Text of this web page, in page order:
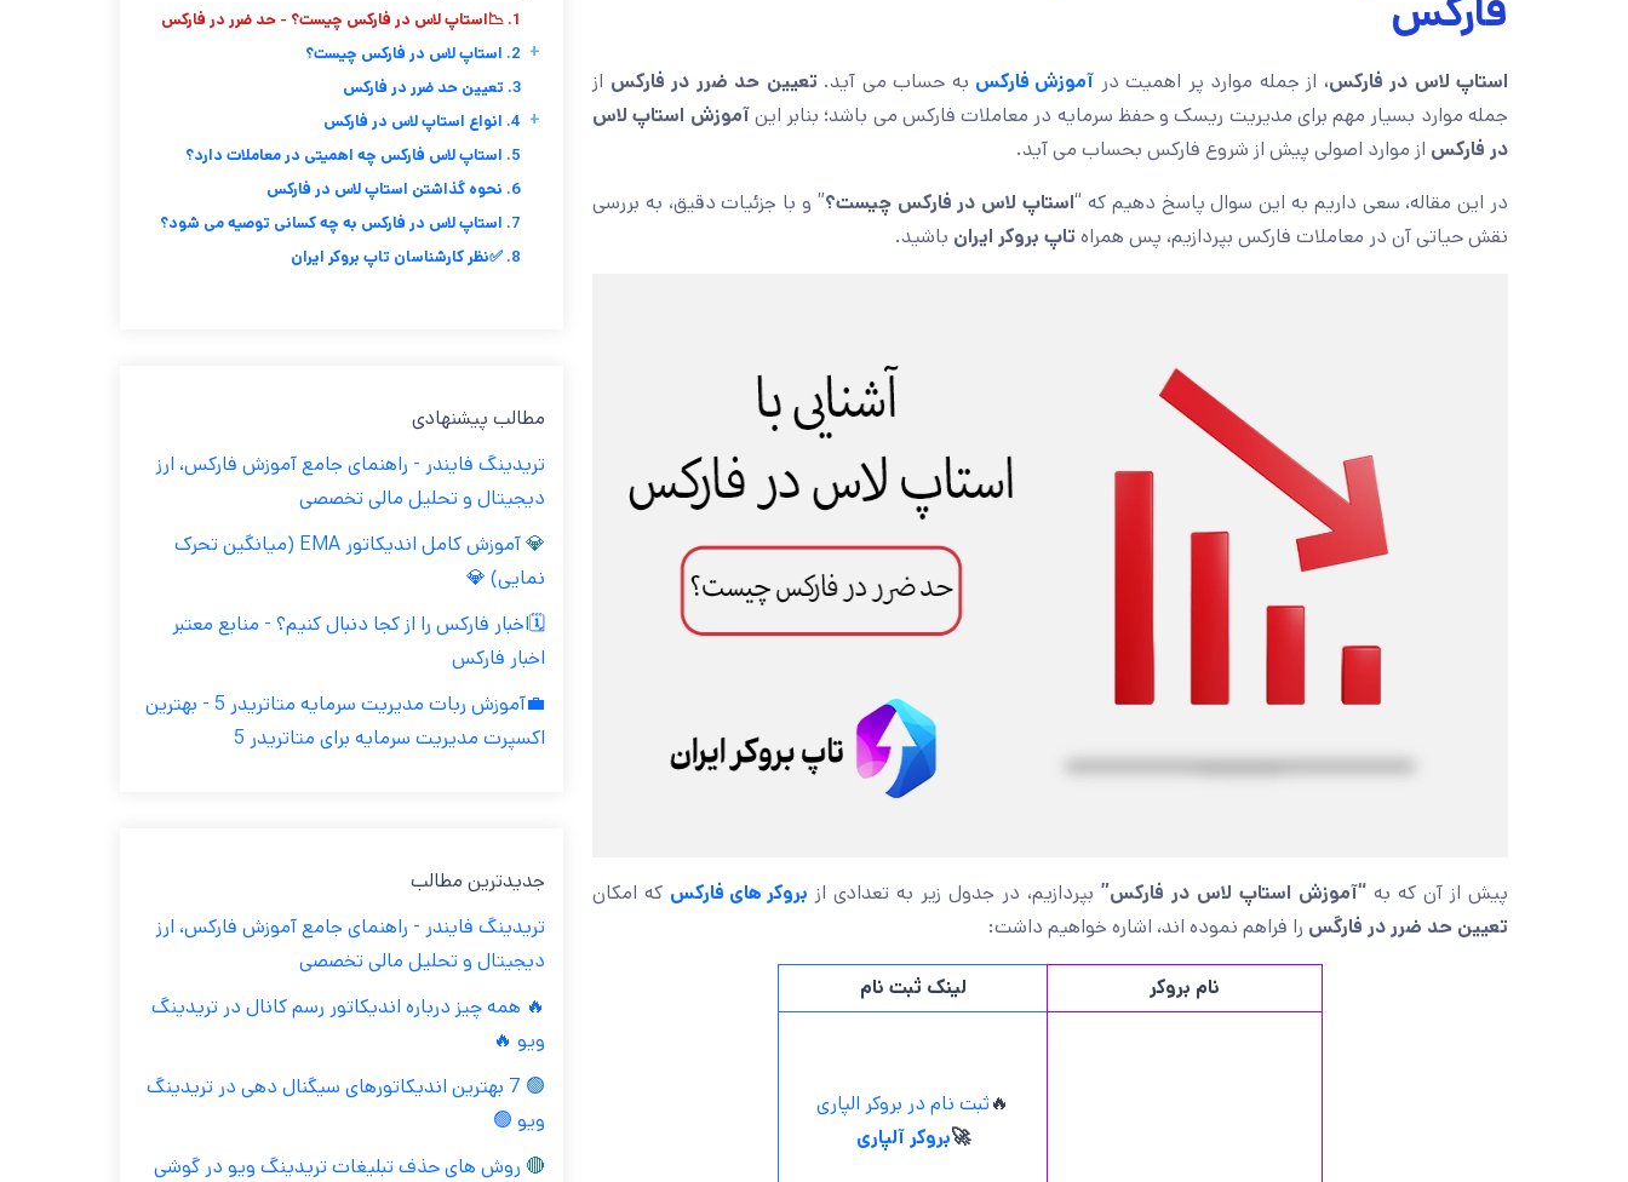
فارکس
استاپ لاس در فارکس، از جمله موارد پر اهمیت در آموزش فارکس به حساب می آید. تعیین حد ضرر در فارکس از
جمله موارد بسیار مهم برای مدیریت ریسک و حفظ سرمایه در معاملات فارکس می باشد؛ بنابر اینآموزش استاپ لاس
در فارکس از موارد اصولی پیش از شروع فارکس بحساب می آید.
در این مقاله، سعی داریم به این سوال پاسخ دهیم که “استاپ لاس در فارکس چیست؟” و با جزئیات دقیق، به بررسی
نقش حیاتی آن در معاملات فارکس بپردازیم، پس همراه تاپ بروکر ایران باشید.
پیش از آن که به “آموزش استاپ لاس در فارکس” بپردازیم، در جدول زیر به تعدادی از بروکر های فارکس که امکان
تعیین حد ضرر در فارگس را فراهم نموده اند، اشاره خواهیم داشت:
نام بروکر لینک ثبت نام
🔥ثبت نام در بروکر الپاری
🚀بروکر آلپاری
1. 📉استاپ لاس در فارکس چیست؟ - حد ضرر در فارکس
2. استاپ لاس در فارکس چیست؟ +
3. تعیین حد ضرر در فارکس
4. انواع استاپ لاس در فارکس +
5. استاپ لاس فارکس چه اهمیتی در معاملات دارد؟
6. نحوه گذاشتن استاپ لاس در فارکس
7. استاپ لاس در فارکس به چه کسانی توصیه می شود؟
8. ✅نظر کارشناسان تاپ بروکر ایران
مطالب پیشنهادی
تریدینگ فایندر - راهنمای جامع آموزش فارکس، ارز
دیجیتال و تحلیل مالی تخصصی
💎 آموزش کامل اندیکاتور EMA (میانگین تحرک
نمایی) 💎
🗓️اخبار فارکس را از کجا دنبال کنیم؟ - منابع معتبر
اخبار فارکس
💼آموزش ربات مدیریت سرمایه متاتریدر 5 - بهترین
اکسپرت مدیریت سرمایه برای متاتریدر 5
جدیدترین مطالب
تریدینگ فایندر - راهنمای جامع آموزش فارکس، ارز
دیجیتال و تحلیل مالی تخصصی
🔥 همه چیز درباره اندیکاتور رسم کانال در تریدینگ
ویو 🔥
🟢 7 بهترین اندیکاتورهای سیگنال دهی در تریدینگ
ویو 🟢
🔴 روش های حذف تبلیغات تریدینگ ویو در گوشی